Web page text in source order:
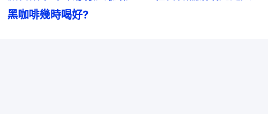
黑咖啡幾時喝好?